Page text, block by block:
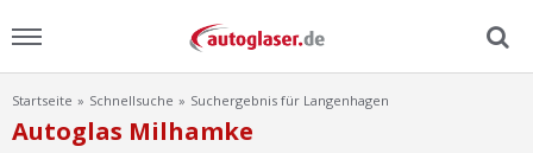
Menu
Startseite Schnellsuche Suchergebnis für Langenhagen
Autoglas Milhamke